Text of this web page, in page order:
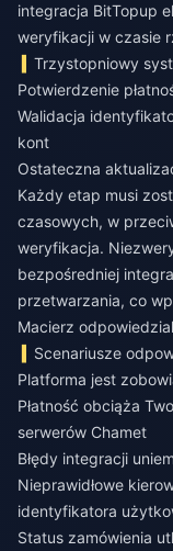
integracja BitTopup
weryfikacji w czasie
Trzystopniowy
Potwierdzenie
Walidacja
kont
Ostateczna
Każdy etap musi
czasowych, w
weryfikacja.
bezpośredniej
przetwarzania, co
Macierz
Scenariusze
Platforma jest
Płatność obciąża
serwerów Chamet
Błędy integracji
Nieprawidłowe
identyfikatora
Status zamówienia